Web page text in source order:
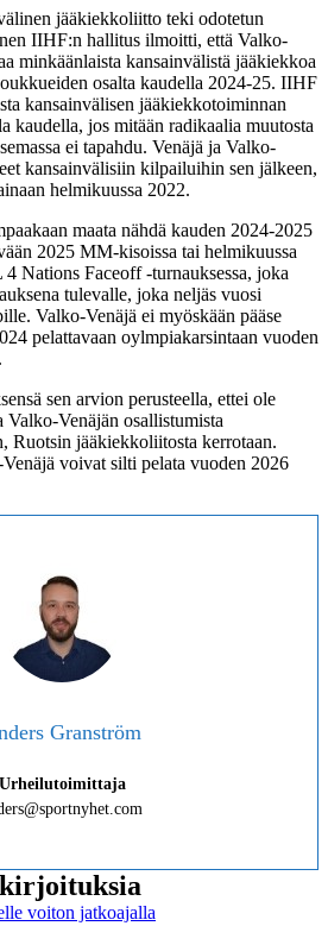
jääkiekkoliitto teki odotetun
IIHF:n hallitus ilmoitti, että Valko-
minkäänlaista kansainvälistä jääkiekkoa
osalta kaudella 2024-25. IIHF
kansainvälisen jääkiekkotoiminnan
kaudella, jos mitään radikaalia muutosta
ei tapahdu. Venäjä ja Valko-
kansainvälisiin kilpailuihin sen jälkeen,
helmikuussa 2022.
maata nähdä kauden 2024-2025
2025 MM-kisoissa tai helmikuussa
Nations Faceoff -turnauksessa, joka
tulevalle, joka neljäs vuosi
Valko-Venäjä ei myöskään pääse
pelattavaan oylmpiakarsintaan vuoden
sen arvion perusteella, ettei ole
Valko-Venäjän osallistumista
Ruotsin jääkiekkoliitosta kerrotaan.
voivat silti pelata vuoden 2026
Granström
Urheilutoimittaja